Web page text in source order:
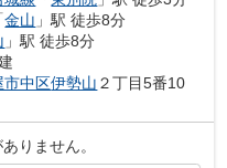
金山 」駅 徒歩8分
」駅 徒歩8分
市中区伊勢山 ２丁目5番10
りません。